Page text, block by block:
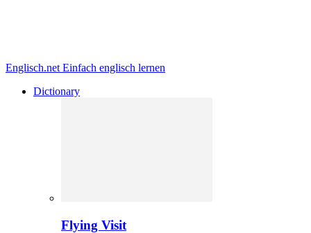
Englisch.net Einfach englisch lernen
Dictionary
Flying Visit